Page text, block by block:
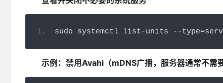
sudo systemctl list-units --type=
示例：禁用Avahi（mDNS广播，服务器通常不需要